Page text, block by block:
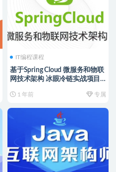
IT编程课程
基于Spring Cloud 微服务和物联
网技术架构 冰眼冷链实战项目
1 年前 专属